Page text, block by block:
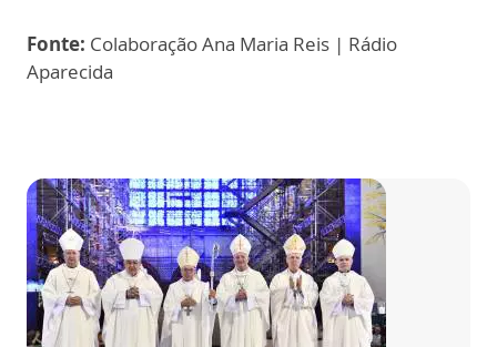
Fonte: Colaboração Ana Maria Reis | Rádio
Aparecida